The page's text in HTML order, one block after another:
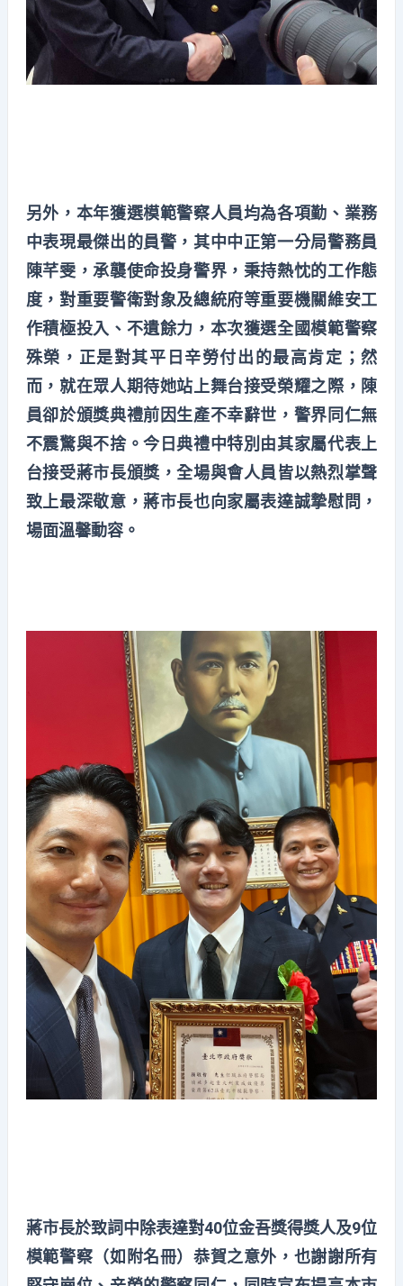
另外，本年獲選模範警察人員均為各項勤、業務
中表現最傑出的員警，其中中正第一分局警務員
陳芊雯，承襲使命投身警界，秉持熱忱的工作態
度，對重要警衛對象及總統府等重要機關維安工
作積極投入、不遺餘力，本次獲選全國模範警察
殊榮，正是對其平日辛勞付出的最高肯定；然
而，就在眾人期待她站上舞台接受榮耀之際，陳
員卻於頒獎典禮前因生產不幸辭世，警界同仁無
不震驚與不捨。今日典禮中特別由其家屬代表上
台接受蔣市長頒獎，全場與會人員皆以熱烈掌聲
致上最深敬意，蔣市長也向家屬表達誠摯慰問，
場面溫馨動容。
蔣市長於致詞中除表達對40位金吾獎得獎人及9位
模範警察（如附名冊）恭賀之意外，也謝謝所有